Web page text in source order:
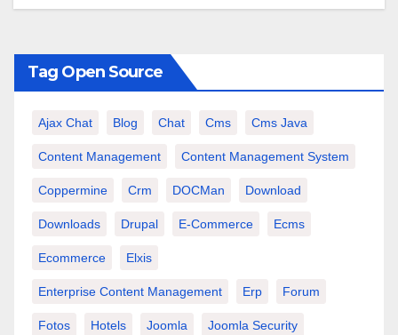
Tag Open Source
Ajax Chat Blog Chat Cms Cms Java
Content Management Content Management System
Coppermine Crm DOCMan Download
Downloads Drupal E-Commerce Ecms
Ecommerce Elxis
Enterprise Content Management Erp Forum
Fotos Hotels Joomla Joomla Security